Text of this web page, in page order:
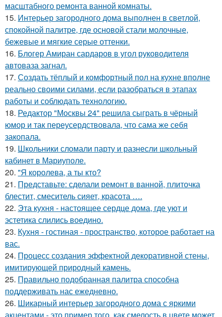
масштабного ремонта ванной комнаты.
15. Интерьер загородного дома выполнен в светлой,
спокойной палитре, где основой стали молочные,
бежевые и мягкие серые оттенки.
16. Блогер Амиран сардаров в угол руководителя
автоваза загнал.
17. Создать тёплый и комфортный пол на кухне вполне
реально своими силами, если разобраться в этапах
работы и соблюдать технологию.
18. Редактор "Москвы 24" решила сыграть в чёрный
юмор и так переусердствовала, что сама же себя
закопала.
19. Школьники сломали парту и разнесли школьный
кабинет в Мариуполе.
20. "Я королева, а ты кто?
21. Представьте: сделали ремонт в ванной, плиточка
блестит, смеситель сияет, красота ….
22. Эта кухня - настоящее сердце дома, где уют и
эстетика слились воедино.
23. Кухня - гостиная - пространство, которое работает на
вас.
24. Процесс создания эффектной декоративной стены,
имитирующей природный камень.
25. Правильно подобранная палитра способна
поддерживать нас ежедневно.
26. Шикарный интерьер загородного дома с яркими